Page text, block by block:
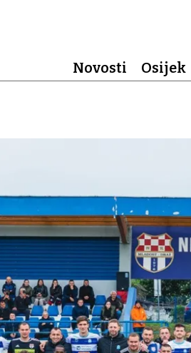
Novosti Osijek